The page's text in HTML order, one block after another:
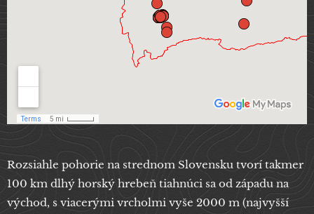
Rozsiahle pohorie na strednom Slovensku tvorí takmer
100 km dlhý horský hrebeň tiahnúci sa od západu na
východ, s viacerými vrcholmi vyše 2000 m (najvyšší